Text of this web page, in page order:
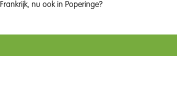
Frankrijk, nu ook in Poperinge?